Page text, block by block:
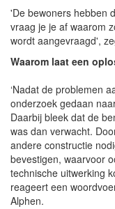
'De bewoners hebben
vraag je je af waarom
wordt aangevraagd',
Waarom laat een
‘Nadat de problemen
onderzoek gedaan
Daarbij bleek dat de
was dan verwacht.
andere constructie
bevestigen, waarvoor
technische uitwerking
reageert een
Alphen.